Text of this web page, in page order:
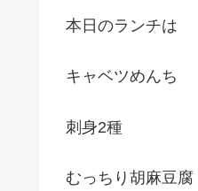
本日のランチは
キャベツめんち
刺身2種
むっちり胡麻豆腐